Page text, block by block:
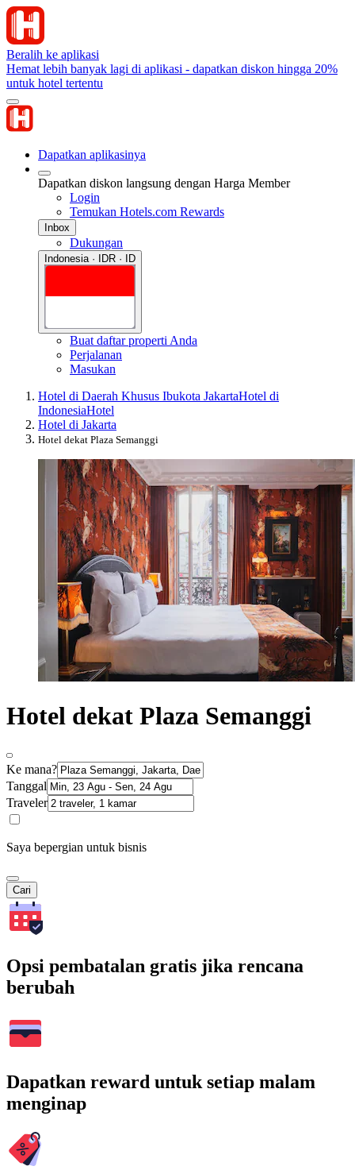
Beralih ke aplikasi
Hemat lebih banyak lagi di aplikasi - dapatkan diskon hingga 20%
untuk hotel tertentu
Dapatkan aplikasinya
Dapatkan diskon langsung dengan Harga Member
Login
Temukan Hotels.com Rewards
Inbox
Dukungan
Indonesia · IDR · ID
Buat daftar properti Anda
Perjalanan
Masukan
Hotel di Daerah Khusus Ibukota JakartaHotel di
IndonesiaHotel
Hotel di Jakarta
Hotel dekat Plaza Semanggi
Hotel dekat Plaza Semanggi
Ke mana?
Tanggal
Traveler
Saya bepergian untuk bisnis
Cari
Opsi pembatalan gratis jika rencana
berubah
Dapatkan reward untuk setiap malam
menginap